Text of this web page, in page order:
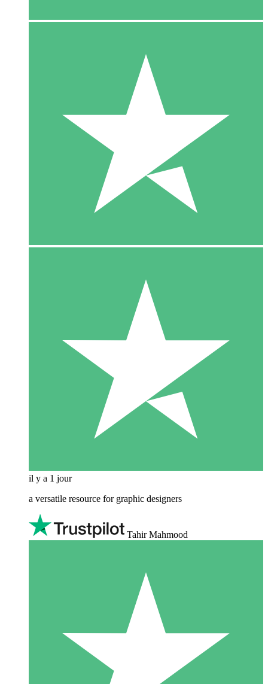
il y a 1 jour
a versatile resource for graphic designers
Tahir Mahmood